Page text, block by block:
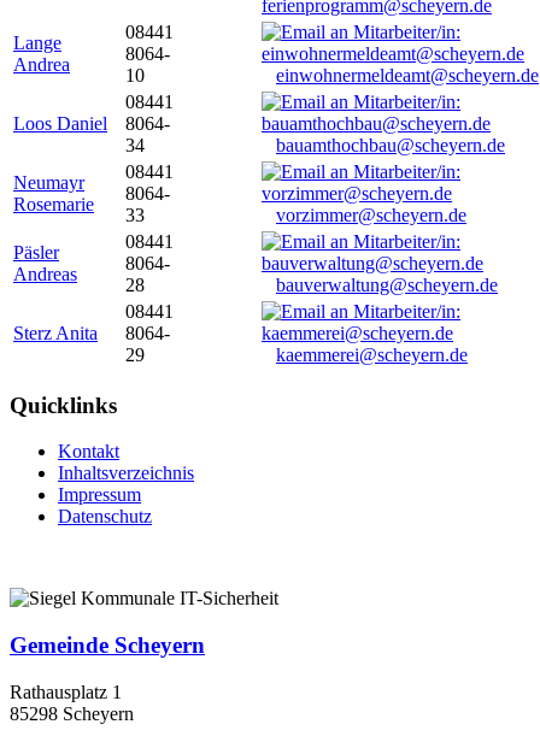
ferienprogramm@scheyern.de
Lange
Andrea
08441
8064-
10
einwohnermeldeamt@scheyern.de
Loos Daniel
08441
8064-
34
bauamthochbau@scheyern.de
Neumayr
Rosemarie
08441
8064-
33
vorzimmer@scheyern.de
Päsler
Andreas
08441
8064-
28
bauverwaltung@scheyern.de
Sterz Anita
08441
8064-
29
kaemmerei@scheyern.de
Quicklinks
Kontakt
Inhaltsverzeichnis
Impressum
Datenschutz
Gemeinde Scheyern
Rathausplatz 1
85298 Scheyern